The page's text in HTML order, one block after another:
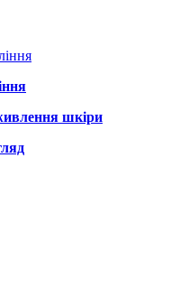
шкіри